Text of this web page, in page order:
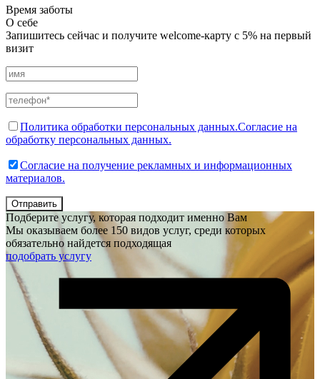
Время заботы
О себе
Запишитесь сейчас и получите welcome-карту с 5% на первый
визит
Политика обработки персональных данных.Согласие на
обработку персональных данных.
Согласие на получение рекламных и информационных
материалов.
Отправить
Подберите услугу, которая подходит именно Вам
Мы оказываем более 150 видов услуг, среди которых
обязательно найдется подходящая
подобрать услугу